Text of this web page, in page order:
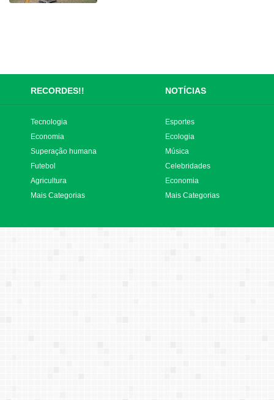
RECORDES!! NOTÍCIAS
Tecnologia
Economia
Superação humana
Futebol
Agricultura
Mais Categorias
Esportes
Ecologia
Música
Celebridades
Economia
Mais Categorias